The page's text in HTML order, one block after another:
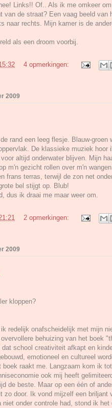
Links!! Of.. Als ik me omkeer
van de straat? Een vaag beeld
naar rechts. Mijn kamer is de
als een droom voorbij.
4 opmerkingen:
2009
rand een leeg flesje. Blauw-groen
De klassieke muziek
altijd onderwater blijven. Mijn
m'n gezicht rollen over m'n
frans terras, terwijl de zon net
bel stijgt op. Blub!
dus ik draai me maar weer om.
2 opmerkingen:
2009
kloppen?
redelijk onafscheidelijk met mijn
behuizing van het boek
school creativiteit afkapt en
emotioneel en cultureel
boek raakt me. Langzaam kom ik
ook mij heeft
de beste. Maar op een één of
zo door. Ik vond mijzelf een briljant
niet onder controle had, stond ik